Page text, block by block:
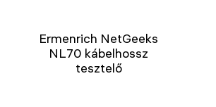
Ermenrich NetGeeks
NL70 kábelhossz
tesztelő